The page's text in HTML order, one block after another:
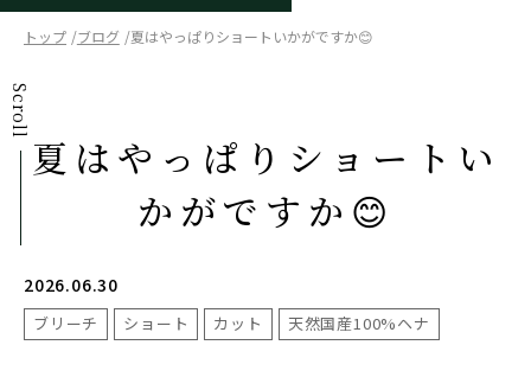
トップ ブログ 夏はやっぱりショートいかがですか😊
Scroll
夏はやっぱりショートい
かがですか😊
2026.06.30
ブリーチ ショート カット 天然国産100%ヘナ